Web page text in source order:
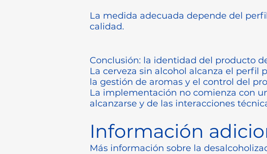
La medida adecuada depende del
calidad.
Conclusión: la identidad del producto
La cerveza sin alcohol alcanza el perfil
la gestión de aromas y el control del
La implementación no comienza con
alcanzarse y de las interacciones
Información
Más información sobre la